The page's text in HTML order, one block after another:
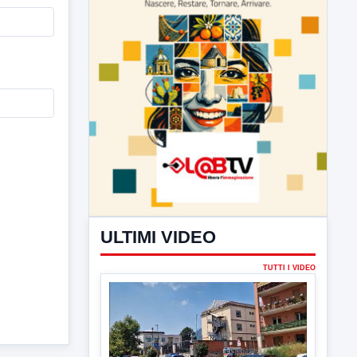
ULTIMI VIDEO
TUTTI I VIDEO